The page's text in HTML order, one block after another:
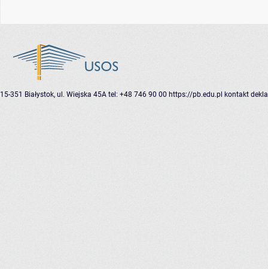
15-351 Białystok, ul. Wiejska 45A tel: +48 746 90 00 https://pb.edu.pl kontakt